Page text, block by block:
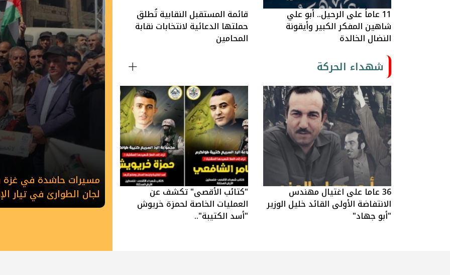
11 عاماً على الرحيل.. أبو علي
شاهين المفكر الكبير وأيقونة
النضال الخالدة
قائمة المستقبل النقابية تُطلق
حملتها الدعائية لانتخابات نقابة
المحامين
شهداء الحركة
36 عاما على اغتيال مهندس
الانتفاضة الأولى القائد خليل الوزير
"أبو جهاد"
"كتائب الأقصى" تكشف عن
العمليات الخاصة لحمزة خريوش
"أسد الكتيبة"..
مسيرات حاشدة في غزة
لجان الطوارئ في تيار